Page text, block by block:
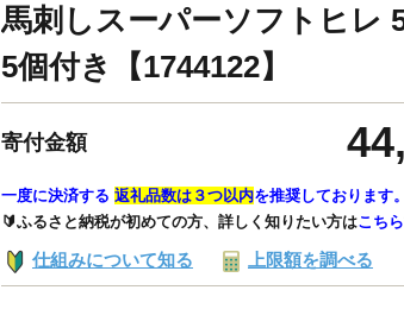
馬刺しスーパーソフトヒレ
5個付き【1744122】
寄付金額
一度に決済する 返礼品数は３つ以内を推奨しております。
🔰ふるさと納税が初めての方、詳しく知りたい方はこちら
仕組みについて知る 上限額を調べる